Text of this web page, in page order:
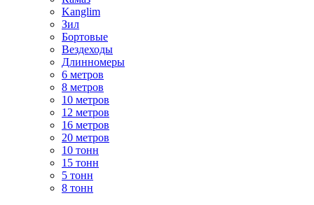
Kanglim
Зил
Бортовые
Вездеходы
Длинномеры
6 метров
8 метров
10 метров
12 метров
16 метров
20 метров
10 тонн
15 тонн
5 тонн
8 тонн